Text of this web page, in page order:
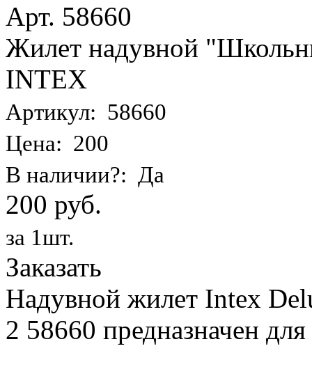
Арт. 58660
Жилет надувной
INTEX
Артикул: 58660
Цена: 200
В наличии?: Да
200 руб.
за 1шт.
Заказать
Надувной жилет Intex
2 58660 предназначен